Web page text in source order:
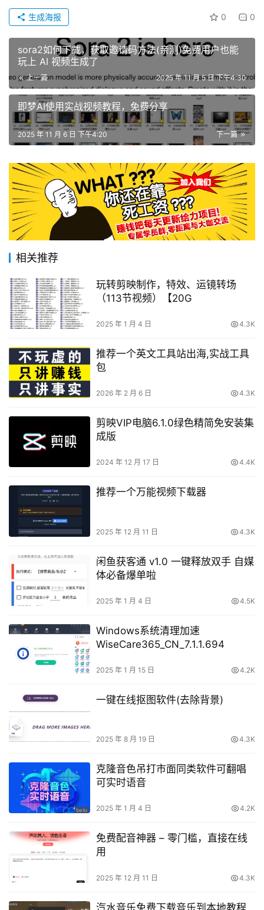
0 0
生成海报
sora2如何下载，获取邀请码方法(亲测)免费用户也能
玩上 AI 视频生成了
上一篇 2025 年 11 月 5 日 下午4:30
即梦AI使用实战视频教程，免费分享
下一篇
2025 年 11 月 6 日 下午4:20
相关推荐
玩转剪映制作，特效、运镜转场
（113节视频）【20G
2025 年 1 月 4 日 4.3K
推荐一个英文工具站出海,实战工具
包
2026 年 2 月 6 日 4.3K
剪映VIP电脑6.1.0绿色精简免安装集
成版
2024 年 12 月 17 日 4.4K
推荐一个万能视频下载器
2025 年 12 月 11 日 4.3K
闲鱼获客通 v1.0 一键释放双手 自媒
体必备爆单啦
2025 年 1 月 4 日 4.5K
Windows系统清理加速
WiseCare365_CN_7.1.1.694
2025 年 1 月 15 日 4.2K
一键在线抠图软件(去除背景)
2025 年 8 月 19 日 4.3K
克隆音色吊打市面同类软件可翻唱
可实时语音
2025 年 1 月 4 日 4.2K
免费配音神器 – 零门槛，直接在线
用
2025 年 12 月 11 日 4.3K
汽水音乐免费下载音乐到本地教程